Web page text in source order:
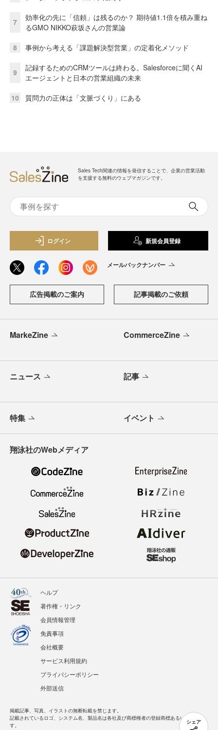
シェア
7
効率化の先に「信頼」は残るのか？ 期待値1.1倍を積み重ね
るGMO NIKKO萩坂さんの営業論
8 事例から考える「課題解決型営業」の定着化メソッド
9
記録するためのCRMツールは終わる。Salesforceに聞くAI
エージェントと日本の営業組織の未来
10 質問力の正体は「文脈づくり」にある
Sales Tech関連の情報を発信することで、企業の営業活動
を支援する無料のウェブマガジンです。
ログイン 新規会員登録
メールバックナンバー
広告掲載のご案内 記事掲載のご依頼
MarkeZine CommerceZine
ニュース 記事
特集 イベント
翔泳社のWebメディア
ヘルプ
著作権・リンク
会員情報管理
免責事項
会社概要
サービス利用規約
プライバシーポリシー
外部送信
掲載記事、写真、イラストの無断転載を禁じます。
記載されているロゴ、システム名、製品名は各社及び商標権者の登録商標あるいは商標で
す。